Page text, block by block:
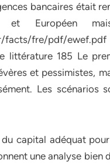
bancaires était
Européen
facts/fre/pdf/
littérature 185 Le
et pessimistes,
Les scénarios
capital adéquat
une analyse